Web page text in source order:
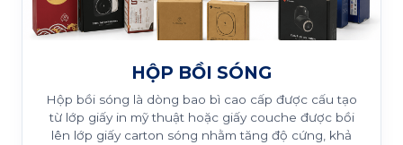
HỘP BỒI SÓNG
Hộp bồi sóng là dòng bao bì cao cấp được cấu tạo
từ lớp giấy in mỹ thuật hoặc giấy couche được bồi
lên lớp giấy carton sóng nhằm tăng độ cứng, khả